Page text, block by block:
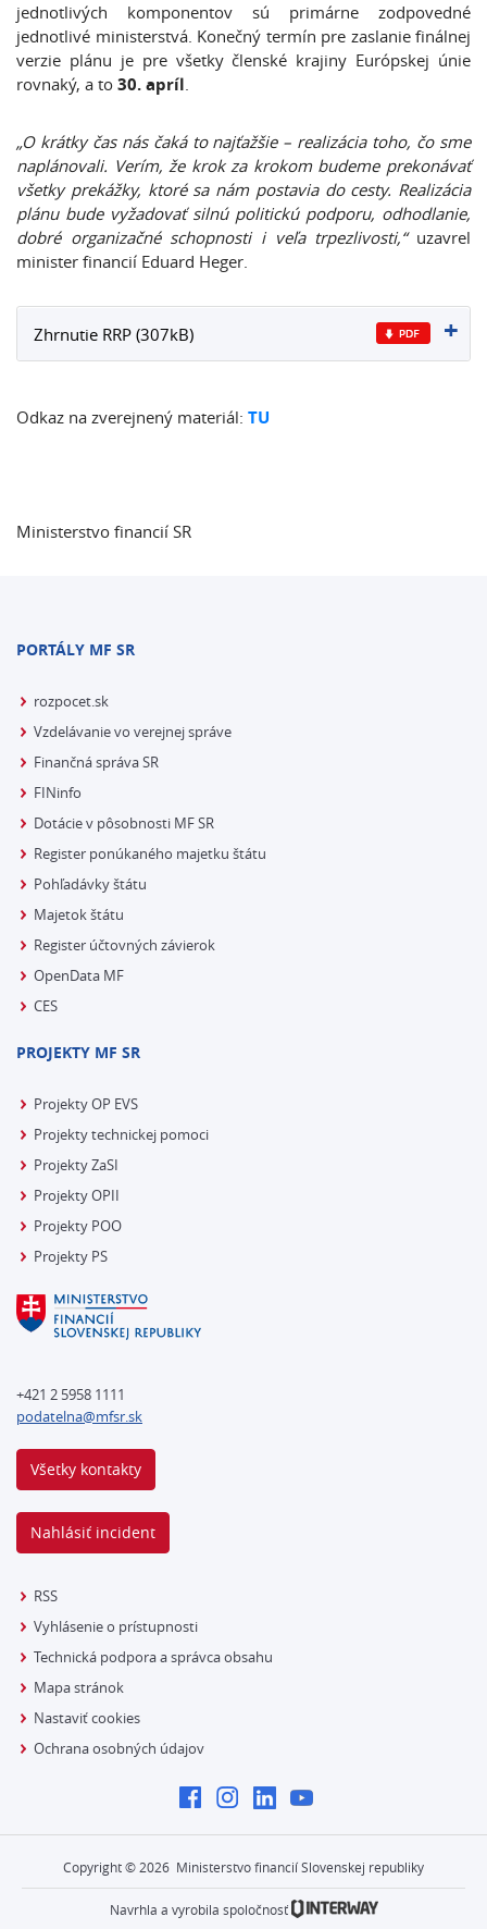
jednotlivých komponentov sú primárne zodpovedné
jednotlivé ministerstvá. Konečný termín pre zaslanie finálnej
verzie plánu je pre všetky členské krajiny Európskej únie
rovnaký, a to 30. apríl.
„O krátky čas nás čaká to najťažšie – realizácia toho, čo sme
naplánovali. Verím, že krok za krokom budeme prekonávať
všetky prekážky, ktoré sa nám postavia do cesty. Realizácia
plánu bude vyžadovať silnú politickú podporu, odhodlanie,
dobré organizačné schopnosti i veľa trpezlivosti,“uzavrel
minister financií Eduard Heger.
Zhrnutie RRP (307kB)
Odkaz na zverejnený materiál: TU
Ministerstvo financií SR
PORTÁLY MF SR
rozpocet.sk
Vzdelávanie vo verejnej správe
Finančná správa SR
FINinfo
Dotácie v pôsobnosti MF SR
Register ponúkaného majetku štátu
Pohľadávky štátu
Majetok štátu
Register účtovných závierok
OpenData MF
CES
PROJEKTY MF SR
Projekty OP EVS
Projekty technickej pomoci
Projekty ZaSI
Projekty OPII
Projekty POO
Projekty PS
+421 2 5958 1111
podatelna@mfsr.sk
Všetky kontakty
Nahlásiť incident
RSS
Vyhlásenie o prístupnosti
Technická podpora a správca obsahu
Mapa stránok
Nastaviť cookies
Ochrana osobných údajov
Copyright © 2026 Ministerstvo financií Slovenskej republiky
Navrhla a vyrobila spoločnosť